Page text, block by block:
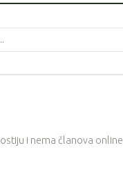
i nema članova online